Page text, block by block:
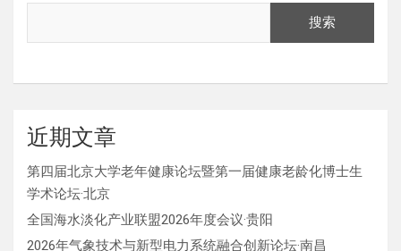
搜索
近期文章
第四届北京大学老年健康论坛暨第一届健康老龄化博士生
学术论坛·北京
全国海水淡化产业联盟2026年度会议·贵阳
2026年气象技术与新型电力系统融合创新论坛·南昌